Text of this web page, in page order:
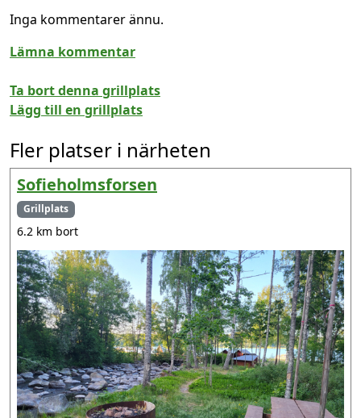
Inga kommentarer ännu.
Lämna kommentar
Ta bort denna grillplats
Lägg till en grillplats
Fler platser i närheten
Sofieholmsforsen
Grillplats
6.2 km bort